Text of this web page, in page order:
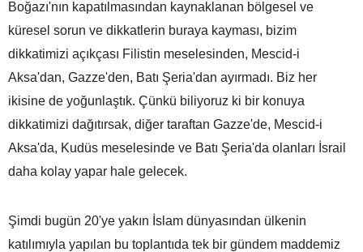
Boğazı'nın kapatılmasından kaynaklanan bölgesel ve
küresel sorun ve dikkatlerin buraya kayması, bizim
dikkatimizi açıkçası Filistin meselesinden, Mescid-i
Aksa'dan, Gazze'den, Batı Şeria'dan ayırmadı. Biz her
ikisine de yoğunlaştık. Çünkü biliyoruz ki bir konuya
dikkatimizi dağıtırsak, diğer taraftan Gazze'de, Mescid-i
Aksa'da, Kudüs meselesinde ve Batı Şeria'da olanları İsrail
daha kolay yapar hale gelecek.
Şimdi bugün 20'ye yakın İslam dünyasından ülkenin
katılımıyla yapılan bu toplantıda tek bir gündem maddemiz